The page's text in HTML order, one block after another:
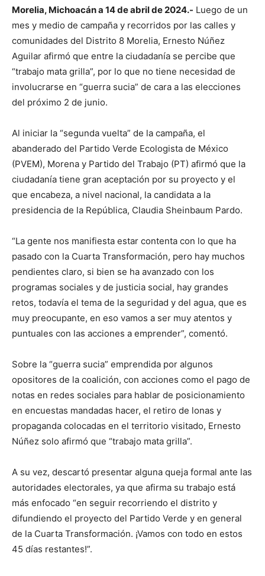
Morelia, Michoacán a 14 de abril de 2024.- Luego de un
mes y medio de campaña y recorridos por las calles y
comunidades del Distrito 8 Morelia, Ernesto Núñez
Aguilar afirmó que entre la ciudadanía se percibe que
“trabajo mata grilla”, por lo que no tiene necesidad de
involucrarse en “guerra sucia” de cara a las elecciones
del próximo 2 de junio.
Al iniciar la “segunda vuelta” de la campaña, el
abanderado del Partido Verde Ecologista de México
(PVEM), Morena y Partido del Trabajo (PT) afirmó que la
ciudadanía tiene gran aceptación por su proyecto y el
que encabeza, a nivel nacional, la candidata a la
presidencia de la República, Claudia Sheinbaum Pardo.
“La gente nos manifiesta estar contenta con lo que ha
pasado con la Cuarta Transformación, pero hay muchos
pendientes claro, si bien se ha avanzado con los
programas sociales y de justicia social, hay grandes
retos, todavía el tema de la seguridad y del agua, que es
muy preocupante, en eso vamos a ser muy atentos y
puntuales con las acciones a emprender”, comentó.
Sobre la “guerra sucia” emprendida por algunos
opositores de la coalición, con acciones como el pago de
notas en redes sociales para hablar de posicionamiento
en encuestas mandadas hacer, el retiro de lonas y
propaganda colocadas en el territorio visitado, Ernesto
Núñez solo afirmó que “trabajo mata grilla”.
A su vez, descartó presentar alguna queja formal ante las
autoridades electorales, ya que afirma su trabajo está
más enfocado “en seguir recorriendo el distrito y
difundiendo el proyecto del Partido Verde y en general
de la Cuarta Transformación. ¡Vamos con todo en estos
45 días restantes!”.